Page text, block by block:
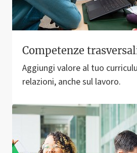
Competenze
Aggiungi valore al tuo
relazioni, anche sul lavoro.